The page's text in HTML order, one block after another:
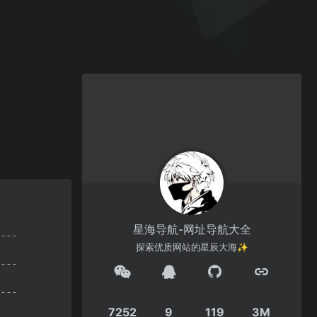
星海导航-网址导航大全
探索优质网站的星辰大海✨
7252 9 119 3M